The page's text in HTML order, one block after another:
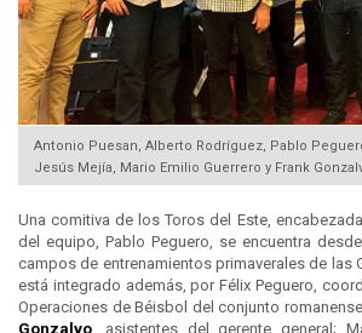
Antonio Puesan, Alberto Rodríguez, Pablo
Jesús Mejía, Mario Emilio Guerrero y Frank
Una comitiva de los Toros del Este,
del equipo, Pablo Peguero, se encuentra
campos de entrenamientos primaverales de las
está integrado además, por Félix Peguero,
Operaciones de Béisbol del conjunto
Gonzalvo, asistentes del gerente general;